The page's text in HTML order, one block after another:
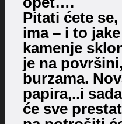
Pitati ćete
ima – i to
kamenje
je na
burzama.
papira,..i
će sve